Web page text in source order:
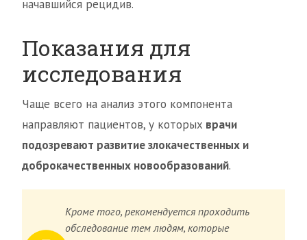
начавшийся рецидив.
Показания для
исследования
Чаще всего на анализ этого компонента
направляют пациентов, у которых врачи
подозревают развитие злокачественных и
доброкачественных новообразований.
Кроме того, рекомендуется проходить
обследование тем людям, которые